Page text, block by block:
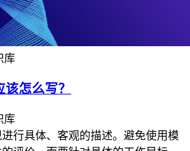
库
怎么写？
库
行具体、客观的描述。避免使用模